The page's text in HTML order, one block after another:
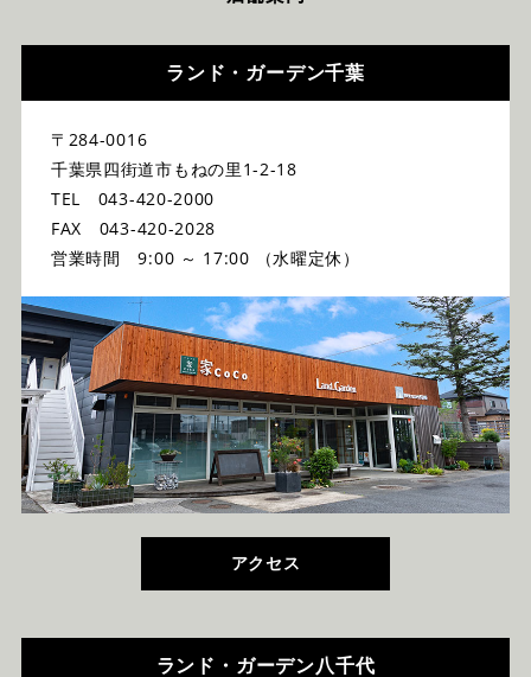
ランド・ガーデン千葉
〒284-0016
千葉県四街道市もねの里1-2-18
TEL 043-420-2000
FAX 043-420-2028
営業時間 9:00 ～ 17:00 （水曜定休）
アクセス
ランド・ガーデン八千代